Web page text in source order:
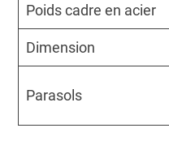
Poids cadre en acier
Dimension
Parasols